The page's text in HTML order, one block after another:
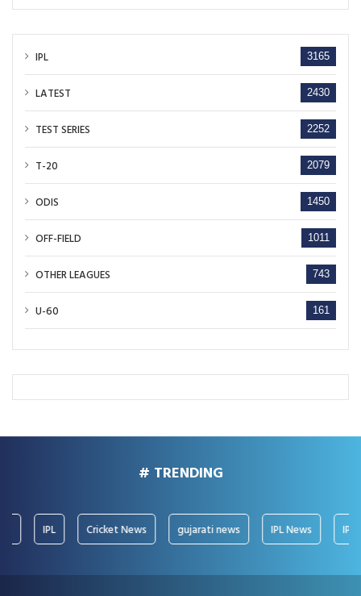
IPL 3165
LATEST 2430
TEST SERIES 2252
T-20 2079
ODIS 1450
OFF-FIELD 1011
OTHER LEAGUES 743
U-60 161
# TRENDING
Cricket News gujarati news IPL News IPL